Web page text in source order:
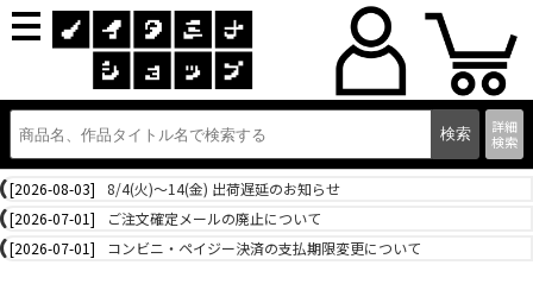
詳細
検索
[2026-08-03]
8/4(火)～14(金) 出荷遅延のお知らせ
[2026-07-01]
ご注文確定メールの廃止について
[2026-07-01]
コンビニ・ペイジー決済の支払期限変更について